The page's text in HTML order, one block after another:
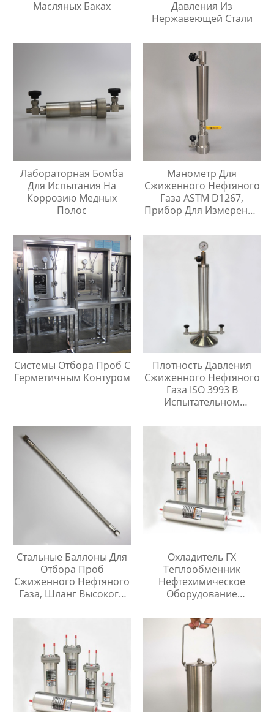
Масляных Баках
Давления Из
Нержавеющей Стали
Лабораторная Бомба
Для Испытания На
Коррозию Медных
Полос
Манометр Для
Сжиженного Нефтяного
Газа ASTM D1267,
Прибор Для Измерения
Системы Отбора Проб С
Герметичным Контуром
Плотность Давления
Сжиженного Нефтяного
Газа ISO 3993 В
Испытательном
Стальные Баллоны Для
Отбора Проб
Сжиженного Нефтяного
Газа, Шланг Высокого
Охладитель ГХ
Теплообменник
Нефтехимическое
Оборудование